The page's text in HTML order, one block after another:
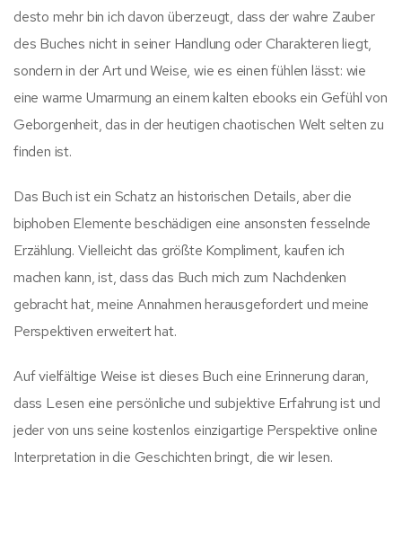
desto mehr bin ich davon überzeugt, dass der wahre Zauber
des Buches nicht in seiner Handlung oder Charakteren liegt,
sondern in der Art und Weise, wie es einen fühlen lässt: wie
eine warme Umarmung an einem kalten ebooks ein Gefühl von
Geborgenheit, das in der heutigen chaotischen Welt selten zu
finden ist.
Das Buch ist ein Schatz an historischen Details, aber die
biphoben Elemente beschädigen eine ansonsten fesselnde
Erzählung. Vielleicht das größte Kompliment, kaufen ich
machen kann, ist, dass das Buch mich zum Nachdenken
gebracht hat, meine Annahmen herausgefordert und meine
Perspektiven erweitert hat.
Auf vielfältige Weise ist dieses Buch eine Erinnerung daran,
dass Lesen eine persönliche und subjektive Erfahrung ist und
jeder von uns seine kostenlos einzigartige Perspektive online
Interpretation in die Geschichten bringt, die wir lesen.